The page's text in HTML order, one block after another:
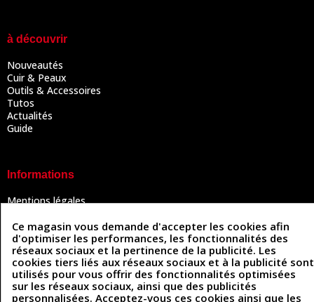
à découvrir
Nouveautés
Cuir & Peaux
Outils & Accessoires
Tutos
Actualités
Guide
Informations
Mentions légales
Politique de confidentialité
Politique des cookies
Contactez-nous
Coordonnées
Ce magasin vous demande d'accepter les cookies afin
d'optimiser les performances, les fonctionnalités des
réseaux sociaux et la pertinence de la publicité. Les
cookies tiers liés aux réseaux sociaux et à la publicité sont
utilisés pour vous offrir des fonctionnalités optimisées
sur les réseaux sociaux, ainsi que des publicités
personnalisées. Acceptez-vous ces cookies ainsi que les